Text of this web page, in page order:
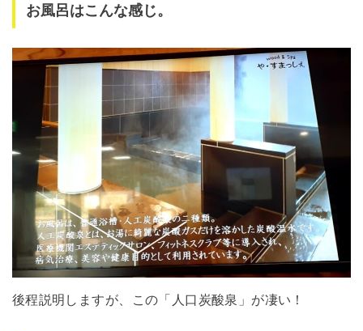
お風呂はこんな感じ。
後程説明しますが、この「人口炭酸泉」が凄い！